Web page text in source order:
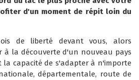
d'un moment de répit loin du
de liberté devant vous, alors
à la découverte d'un nouveau pays
la capacité de s'adapter à n'importe
départementale, route de